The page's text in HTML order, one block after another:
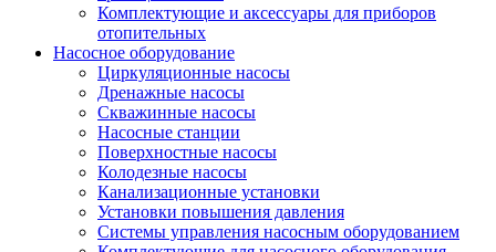
Комплектующие и аксессуары для приборов
отопительных
Насосное оборудование
Циркуляционные насосы
Дренажные насосы
Скважинные насосы
Насосные станции
Поверхностные насосы
Колодезные насосы
Канализационные установки
Установки повышения давления
Системы управления насосным оборудованием